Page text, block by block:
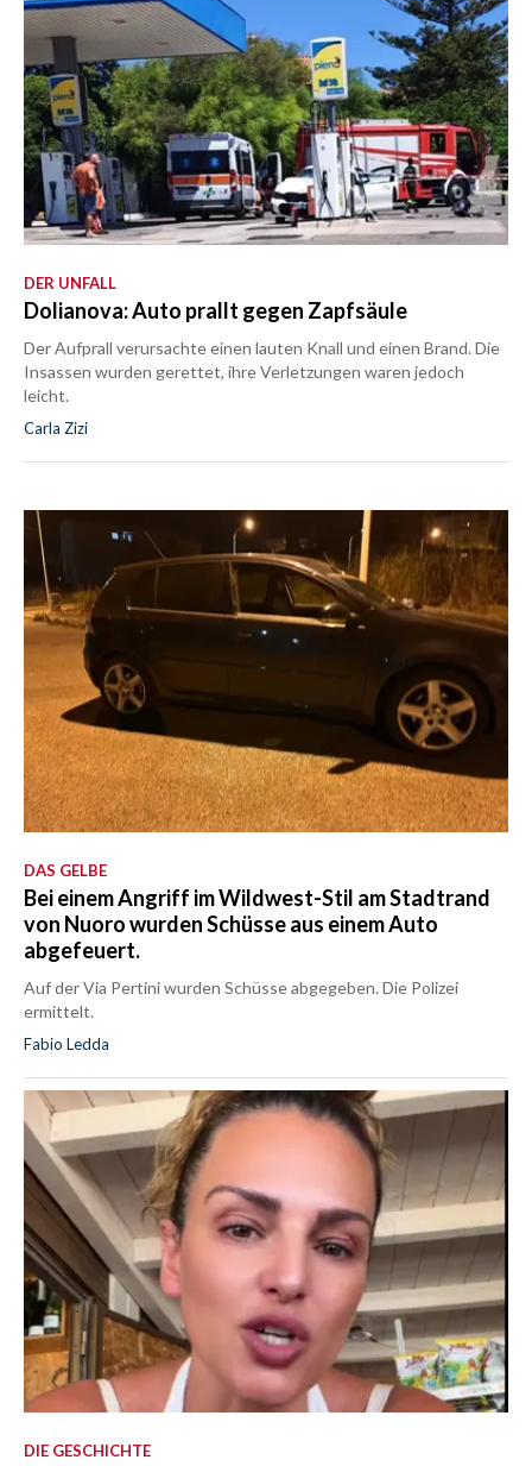
DER UNFALL
Dolianova: Auto prallt gegen Zapfsäule
Der Aufprall verursachte einen lauten Knall und einen Brand. Die
Insassen wurden gerettet, ihre Verletzungen waren jedoch
leicht.
Carla Zizi
DAS GELBE
Bei einem Angriff im Wildwest-Stil am Stadtrand
von Nuoro wurden Schüsse aus einem Auto
abgefeuert.
Auf der Via Pertini wurden Schüsse abgegeben. Die Polizei
ermittelt.
Fabio Ledda
DIE GESCHICHTE